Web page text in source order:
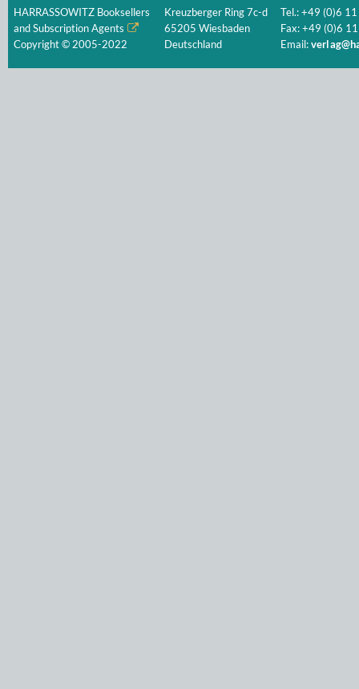
HARRASSOWITZ Booksellers
and Subscription Agents
Copyright © 2005-2022
Kreuzberger Ring 7c-d
65205 Wiesbaden
Deutschland
Tel.: +49 (0)6
Fax: +49 (0)6
Email: